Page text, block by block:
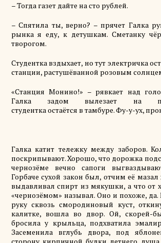
– Тогда газет дайте на сто рублей.
– Спятила ты, верно? – прячет Галка
рынка я еду, к детушкам. Сметанку
творогом.
Студентка вздыхает, но тут электричка
станции, растушёванной розовым
«Станция Монино!» – рявкает над
Галка задом вылезает на
студенткаостаётся в тамбуре. Фу-у-ух,
Галка катит тележку между заборов.
поскрипывают. Хорошо, что дорожка
чернозёме вечно сапоги
Горбаче сухой закон был, отчим её
выдавливал спирт измякушки, а что от
«чернозёмом» называл. Оно и похоже,
руку сквозь смородиновый куст,
калитке, вошла во двор. Ой,скорей-
бросила у крыльца, подхватила
Засеменила вглубь двора, под